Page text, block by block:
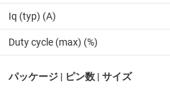
Iq (typ) (A)
Duty cycle (max) (%)